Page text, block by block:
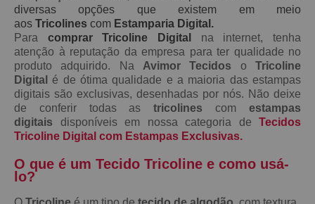
diversas opções que existem em meio
aos Tricolines com Estamparia Digital.
Para comprar Tricoline Digital na internet, tenha
atenção à reputação da empresa para ter qualidade no
produto adquirido. Na Avimor Tecidos o Tricoline
Digital é de ótima qualidade e a maioria das estampas
digitais são exclusivas, desenhadas por nós. Não deixe
de conferir todas astricolinescomestampas
digitais disponíveis em nossa categoria de Tecidos
Tricoline Digital com Estampas Exclusivas.
O que é um Tecido Tricoline e como usá-
lo?